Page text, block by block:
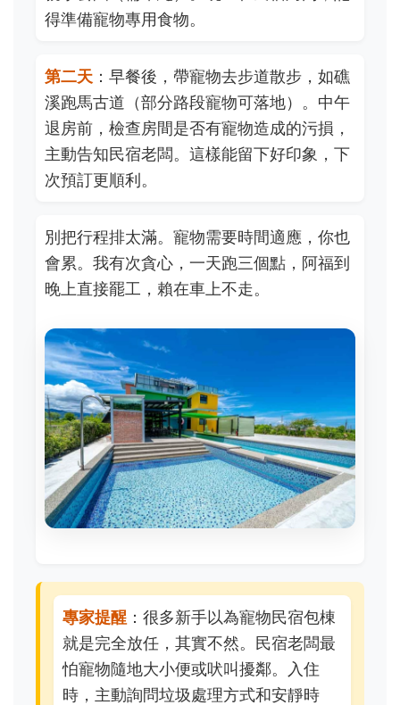
得準備寵物專用食物。
第二天 ：早餐後，帶寵物去步道散步，如礁
溪跑馬古道（部分路段寵物可落地）。中午
退房前，檢查房間是否有寵物造成的污損，
主動告知民宿老闆。這樣能留下好印象，下
次預訂更順利。
別把行程排太滿。寵物需要時間適應，你也
會累。我有次貪心，一天跑三個點，阿福到
晚上直接罷工，賴在車上不走。
專家提醒 ：很多新手以為寵物民宿包棟
就是完全放任，其實不然。民宿老闆最
怕寵物隨地大小便或吠叫擾鄰。入住
時，主動詢問垃圾處理方式和安靜時